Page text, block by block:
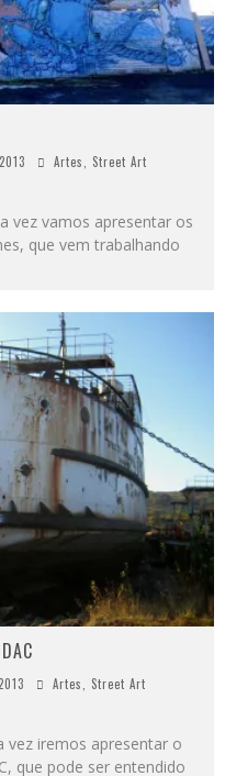
Artes, Street Art
vez vamos apresentar os
que vem trabalhando
Artes
Street Art
vez iremos apresentar o
que pode ser entendido